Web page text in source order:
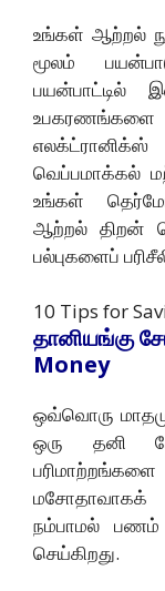
உங்கள் ஆற்றல்
மூலம்
பயன்பாட்டில்
வெப்பமாக்கல்
உங்கள்
ஆற்றல் திறன்
பல்புகளைப்
10 Tips for
தானியங்கு
Money
ஒவ்வொரு
ஒரு தனி
மசோதாவாகக்
நம்பாமல் பணம்
செய்கிறது.